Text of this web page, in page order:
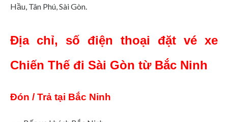
Hầu, Tân Phú, Sài Gòn.
Địa chỉ, số điện thoại đặt vé xe
Chiến Thế đi Sài Gòn từ Bắc Ninh
Đón / Trả tại Bắc Ninh